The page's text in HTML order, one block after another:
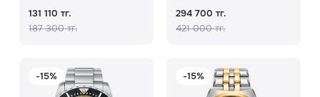
131 110 тг.
187 300 тг.
294 700 тг.
421 000 тг.
-15% -15%